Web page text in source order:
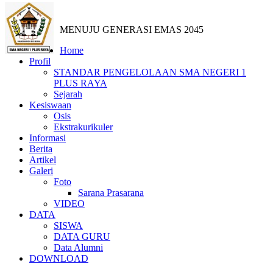
MENUJU GENERASI EMAS 2045
Home
Profil
STANDAR PENGELOLAAN SMA NEGERI 1
PLUS RAYA
Sejarah
Kesiswaan
Osis
Ekstrakurikuler
Informasi
Berita
Artikel
Galeri
Foto
Sarana Prasarana
VIDEO
DATA
SISWA
DATA GURU
Data Alumni
DOWNLOAD